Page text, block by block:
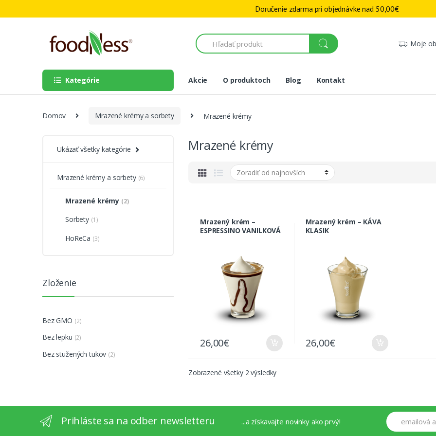
S
e
a
h
Moje
Kategórie Akcie O produktoch Blog Kontakt
Domov Mrazené krémy a sorbety Mrazené krémy
Mrazené krémy
Mrazený krém –
ESPRESSINO VANILKOVÁ
26,00€
Mrazený krém – KÁVA
KLASIK
26,00€
Zobrazené všetky 2 výsledky
Ukázať všetky kategórie
Mrazené krémy a sorbety (6)
Mrazené krémy (2)
Sorbety (1)
HoReCa (3)
Zloženie
Bez GMO (2)
Bez lepku (2)
Bez stužených tukov (2)
Prihláste sa na odber newsletteru ...a získavajte novinky ako prvý!
Doručenie zdarma pri objednávke nad 50,00€